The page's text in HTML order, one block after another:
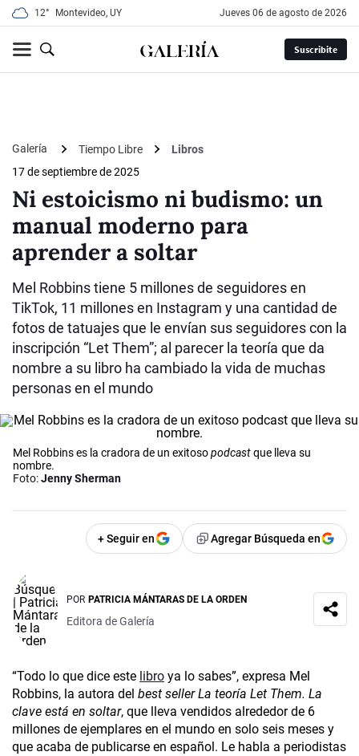
12° Montevideo, UY jueves 06 de agosto de 2026
Suscribite
Galería Tiempo Libre
Libros
17 de septiembre de 2025
Ni estoicismo ni budismo: un
manual moderno para
aprender a soltar
Mel Robbins tiene 5 millones de seguidores en
TikTok, 11 millones en Instagram y una cantidad de
fotos de tatuajes que le envían sus seguidores con la
inscripción “Let Them”; al parecer la teoría que da
nombre a su libro ha cambiado la vida de muchas
personas en el mundo
Mel Robbins es la cradora de un exitosopodcastque lleva su
nombre.
Foto:Jenny Sherman
+ Seguir en Agregar Búsqueda en
POR PATRICIA MÁNTARAS DE LA ORDEN
Editora de Galería
“Todo lo que dice este libro ya lo sabes”, expresa Mel
Robbins, la autora del best seller La teoría Let Them. La
clave está en soltar, que lleva vendidos alrededor de 6
millones de ejemplares en el mundo en solo seis meses y
que acaba de publicarse en español. Le habla a periodistas